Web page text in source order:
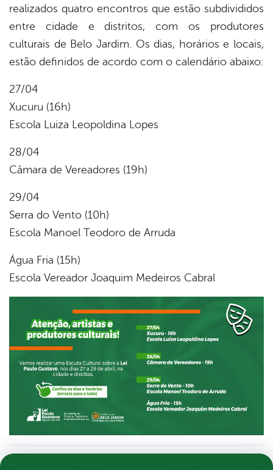
realizados quatro encontros que estão subdivididos
entre cidade e distritos, com os produtores
culturais de Belo Jardim. Os dias, horários e locais,
estão definidos de acordo com o calendário abaixo:
27/04
Xucuru (16h)
Escola Luiza Leopoldina Lopes
28/04
Câmara de Vereadores (19h)
29/04
Serra do Vento (10h)
Escola Manoel Teodoro de Arruda
Água Fria (15h)
Escola Vereador Joaquim Medeiros Cabral